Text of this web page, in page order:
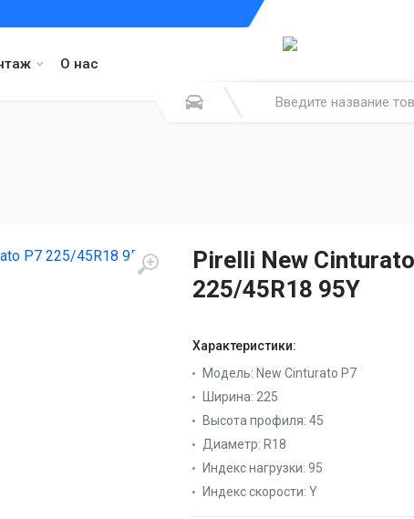
О нас
Pirelli New
225/45R18 95Y
Характеристики:
Модель: New Cinturato P7
Ширина: 225
Высота профиля: 45
Диаметр: R18
Индекс нагрузки: 95
Индекс скорости: Y